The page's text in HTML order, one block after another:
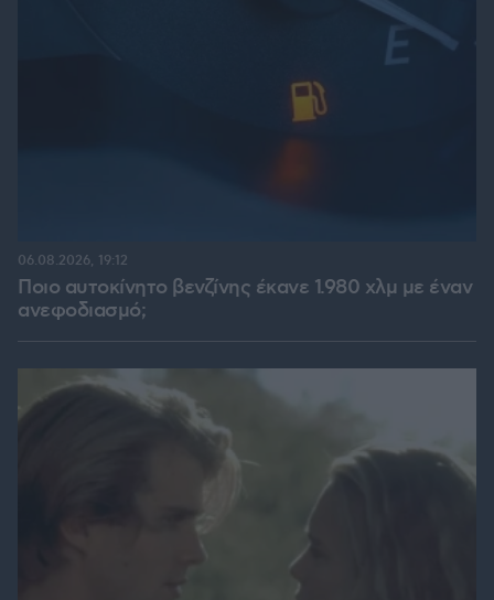
Ποιο αυτοκίνητο βενζίνης έκανε 1.980 χλμ με έναν
ανεφοδιασμό;
06.08.2026, 19:12